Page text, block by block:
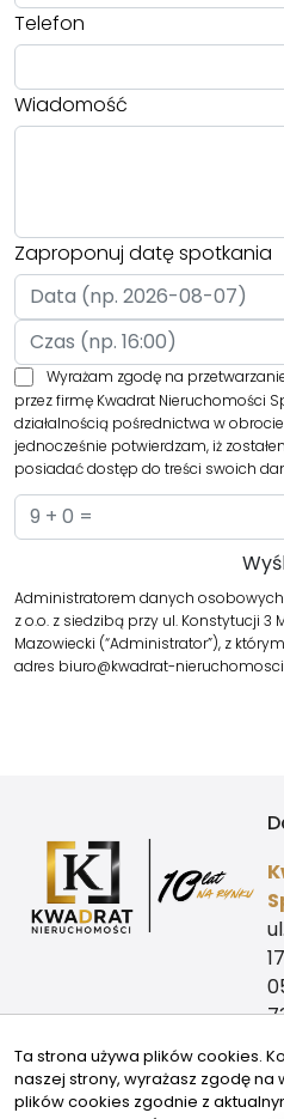
Telefon
Wiadomość
Zaproponuj datę spotkania
Wyrażam zgodę na
przez firmę Kwadrat Nieruchomości
działalnością pośrednictwa w
jednocześnie potwierdzam, iż
posiadać dostęp do treści swoich
Administratorem danych
z o.o. z siedzibą przy ul. Konstytucji 3
Mazowiecki (“Administrator”), z
adres biuro@kwadrat-
17
Kontakt
Ta strona używa plików cookies.
naszej strony, wyrażasz zgodę na
plików cookies zgodnie z